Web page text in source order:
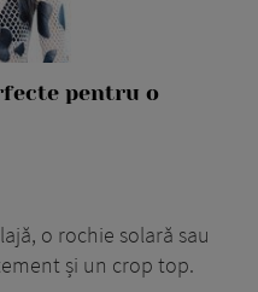
pentru o
o rochie solară sau
și un crop top.